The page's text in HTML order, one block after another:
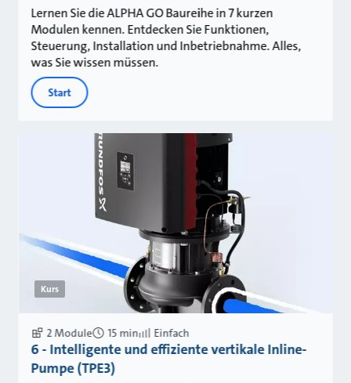
Lernen Sie die ALPHA GO Baureihe in 7 kurzen
Modulen kennen. Entdecken Sie Funktionen,
Steuerung, Installation und Inbetriebnahme. Alles,
was Sie wissen müssen.
Start
Kurs
2 Module 15 min Einfach
6 - Intelligente und effiziente vertikale Inline-
Pumpe (TPE3)